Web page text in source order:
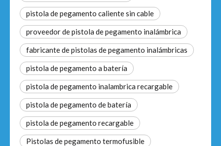
pistola de pegamento caliente sin cable
proveedor de pistola de pegamento inalámbrica
fabricante de pistolas de pegamento inalámbricas
pistola de pegamento a batería
pistola de pegamento inalambrica recargable
pistola de pegamento de batería
pistola de pegamento recargable
Pistolas de pegamento termofusible